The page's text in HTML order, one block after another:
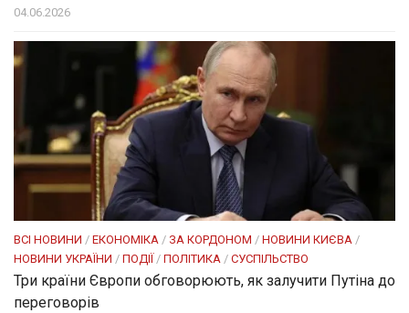
04.06.2026
ВСІ НОВИНИ / ЕКОНОМІКА / ЗА КОРДОНОМ / НОВИНИ КИЄВА /
НОВИНИ УКРАЇНИ / ПОДІЇ / ПОЛІТИКА / СУСПІЛЬСТВО
Три країни Європи обговорюють, як залучити Путіна до
переговорів